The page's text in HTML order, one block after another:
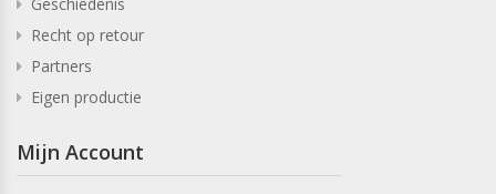
Recht op retour
Partners
Eigen productie
Mijn Account